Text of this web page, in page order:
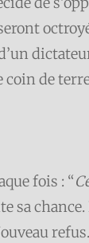
coin de
fois : “
sa